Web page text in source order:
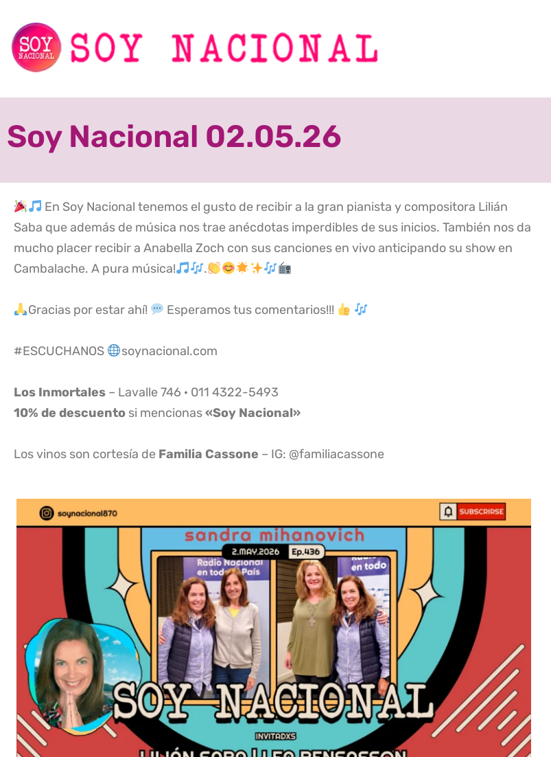
Soy Nacional 02.05.26
En Soy Nacional tenemos el gusto de recibir a la gran pianista y compositora Lilián
Saba que además de música nos trae anécdotas imperdibles de sus inicios. También nos da
mucho placer recibir a Anabella Zoch con sus canciones en vivo anticipando su show en
Cambalache. A pura música!
.
Gracias por estar ahí! Esperamos tus comentarios!!!
#ESCUCHANOS soynacional.com
Los Inmortales – Lavalle 746 · 011 4322-5493
10% de descuento si mencionas«Soy Nacional»
Los vinos son cortesía de Familia Cassone – IG: @familiacassone